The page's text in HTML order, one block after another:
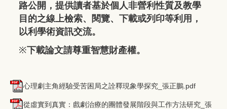
路公開，提供讀者基於個人非營利性質及教學
目的之線上檢索、閱覽、下載或列印等利用，
以利學術資訊交流。
※下載論文請尊重智慧財產權。
心理劇主角經驗受苦困局之詮釋現象學探究_張正鵬.pdf
從虛實到真實：戲劇治療的團體發展階段與工作方法研究_張